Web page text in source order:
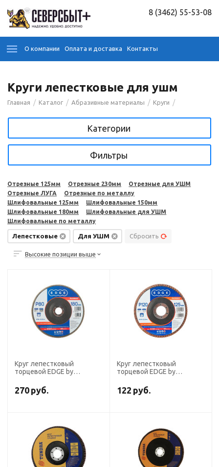
8 (3462) 55-53-08
О компании Оплата и доставка Контакты
Круги лепестковые для ушм
Главная / Каталог / Абразивные материалы / Круги /
Категории
Фильтры
Отрезные 125мм Отрезные 230мм
Отрезные для УШМ
Отрезные ЛУГА
Отрезные по металлу
Шлифовальные 125мм
Шлифовальные 150мм
Шлифовальные 180мм
Шлифовальные для УШМ
Шлифовальные по металлу
Лепестковые Для УШМ Сбросить
Высокие позиции выше
Круг лепестковый
торцевой EDGE by
270 руб.
Круг лепестковый
торцевой EDGE by
P120
122 руб.